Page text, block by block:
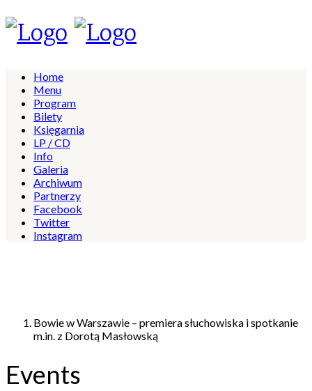
Home
Menu
Program
Bilety
Księgarnia
LP / CD
Info
Galeria
Archiwum
Partnerzy
Facebook
Twitter
Instagram
Bowie w Warszawie – premiera słuchowiska i spotkanie
m.in. z Dorotą Masłowską
Events